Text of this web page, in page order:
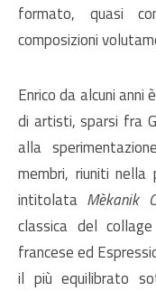
formato, quasi
composizioni
Enrico da alcuni
di artisti, sparsi fra
alla
membri, riuniti nella
intitolata Mèkanik
classica del
francese ed
il più equilibrato